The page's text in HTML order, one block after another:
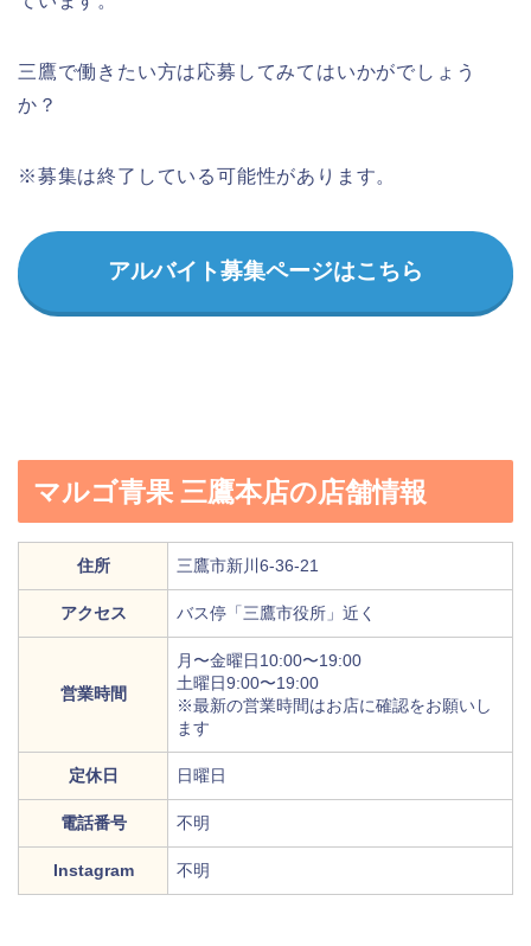
三鷹で働きたい方は応募してみてはいかがでしょう
か？
※募集は終了している可能性があります。
アルバイト募集ページはこちら
マルゴ青果 三鷹本店の店舗情報
住所 三鷹市新川6-36-21
アクセス バス停「三鷹市役所」近く
営業時間
月〜金曜日10:00〜19:00
土曜日9:00〜19:00
※最新の営業時間はお店に確認をお願いし
ます
定休日 日曜日
電話番号 不明
Instagram 不明